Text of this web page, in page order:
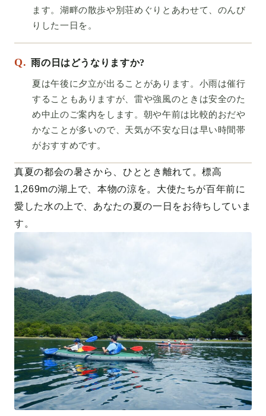
ます。湖畔の散歩や別荘めぐりとあわせて、のんび
りした一日を。
Q. 雨の日はどうなりますか?
夏は午後に夕立が出ることがあります。小雨は催行
することもありますが、雷や強風のときは安全のた
め中止のご案内をします。朝や午前は比較的おだや
かなことが多いので、天気が不安な日は早い時間帯
がおすすめです。
真夏の都会の暑さから、ひととき離れて。標高
1,269mの湖上で、本物の涼を。大使たちが百年前に
愛した水の上で、あなたの夏の一日をお待ちしていま
す。